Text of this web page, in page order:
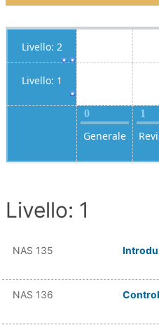
Livello: 2
Livello: 1
0
Generale
1
Livello: 1
NAS 135
NAS 136